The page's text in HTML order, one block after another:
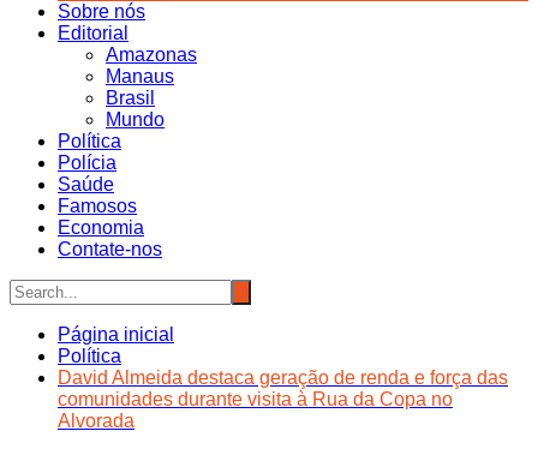
Sobre nós
Editorial
Amazonas
Manaus
Brasil
Mundo
Política
Polícia
Saúde
Famosos
Economia
Contate-nos
Página inicial
Política
David Almeida destaca geração de renda e força das
comunidades durante visita à Rua da Copa no
Alvorada